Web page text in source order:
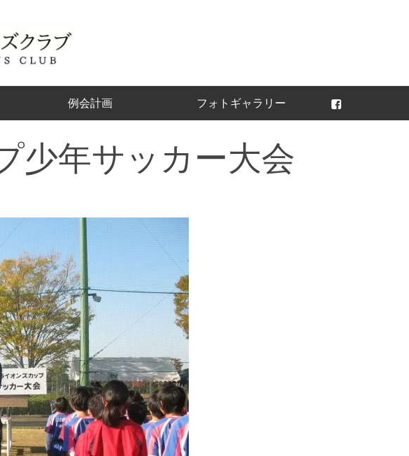
例会計画 フォトギャラリー
少年サッカー大会